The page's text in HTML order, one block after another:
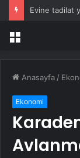
Menü
Anasayfa /
Ekonomi